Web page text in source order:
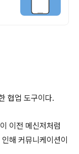
협업 도구이다.
이전 메신저처럼
해 커뮤니케이션이